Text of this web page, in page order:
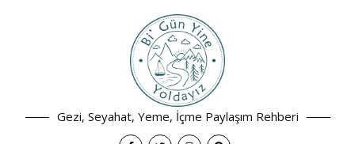
Gezi, Seyahat, Yeme, İçme Paylaşım Rehberi